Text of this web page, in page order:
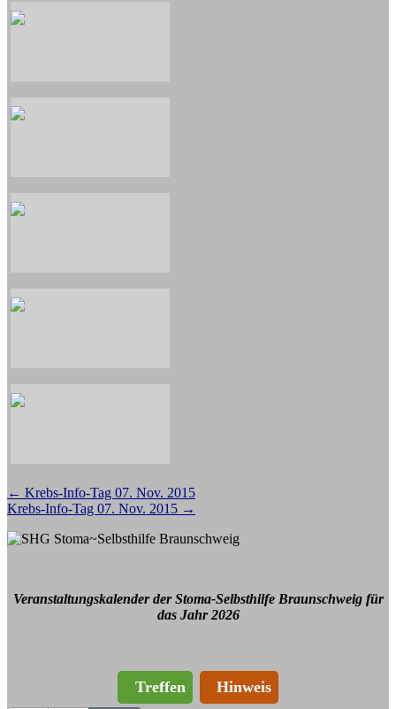
Beitragsnavigation
← Krebs-Info-Tag 07. Nov. 2015
Krebs-Info-Tag 07. Nov. 2015 →
Veranstaltungskalender der Stoma-Selbsthilfe Braunschweig für
das Jahr 2026
Treffen Hinweis